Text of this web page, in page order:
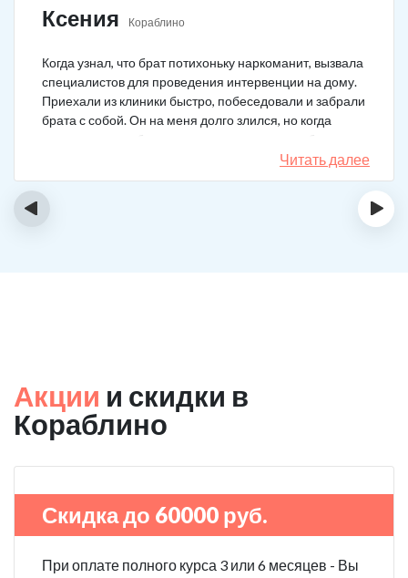
Ксения Кораблино
Когда узнал, что брат потихоньку наркоманит, вызвала
специалистов для проведения интервенции на дому.
Приехали из клиники быстро, побеседовали и забрали
брата с собой. Он на меня долго злился, но когда
понял, что если бы я не пошла на тот шаг, он бы не
выкарабкался. После курса вышел здоровым. Больше
не принимает.
Читать далее
‹ ›
Акции и скидки в
Кораблино
Скидка до 60000 руб.
При оплате полного курса 3 или 6 месяцев - Вы